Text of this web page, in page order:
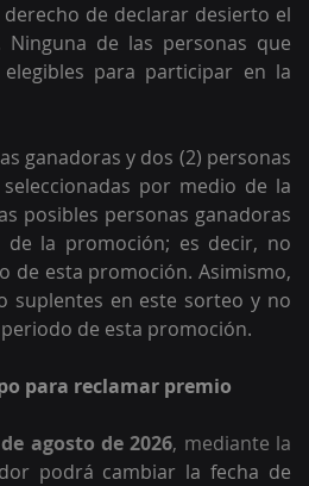
de declarar desierto el
de las personas que
para participar en la
ganadoras y dos (2) personas
por medio de la
posibles personas ganadoras
la promoción; es decir, no
de esta promoción. Asimismo,
suplentes en este sorteo y no
de esta promoción.
para reclamar premio
agosto de 2026, mediante la
podrá cambiar la fecha de